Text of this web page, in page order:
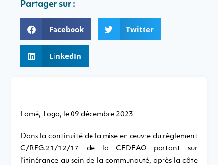
Partager sur :
Facebook Twitter
LinkedIn
Lomé, Togo, le 09 décembre 2023
Dans la continuité de la mise en œuvre du règlement
C/REG.21/12/17 de la CEDEAO portant sur
l’itinérance au sein de la communauté, après la côte